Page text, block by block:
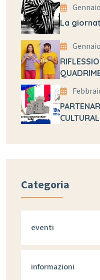
La
Categoria
eventi
informazioni